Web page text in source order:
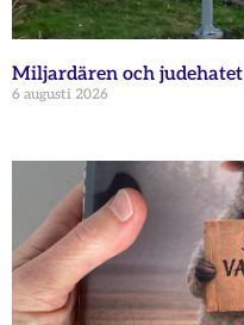
Miljardären och judehatet
6 augusti 2026